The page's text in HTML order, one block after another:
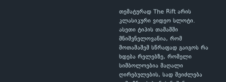
თემატურად The Rift არის
კლასიკური ვიდეო სლოტი.
ასეთი ტიპის თამაშში
მნიშვნელოვანია, რომ
მოთამაშემ სწრაფად გაიგოს რა
ხდება რელებზე, რომელი
სიმბოლოებია მაღალი
ღირებულების, სად შეიძლება